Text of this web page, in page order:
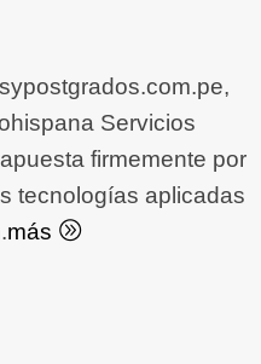
Servicios
firmemente por
tecnologías aplicadas
más